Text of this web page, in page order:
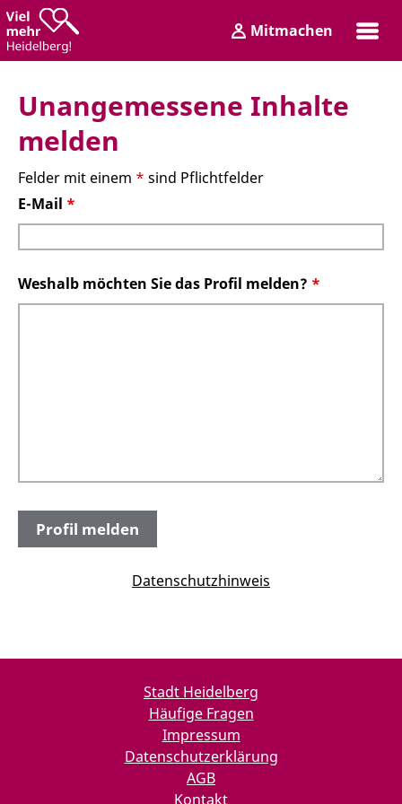
Zum
Inhalt
Zum
Hauptmenü
LoginMitmachen
Unangemessene Inhalte
melden
Felder mit einem * sind Pflichtfelder
E-Mail *
Weshalb möchten Sie das Profil melden? *
Datenschutzhinweis
Stadt Heidelberg
Häufige Fragen
Impressum
Datenschutzerklärung
AGB
Kontakt